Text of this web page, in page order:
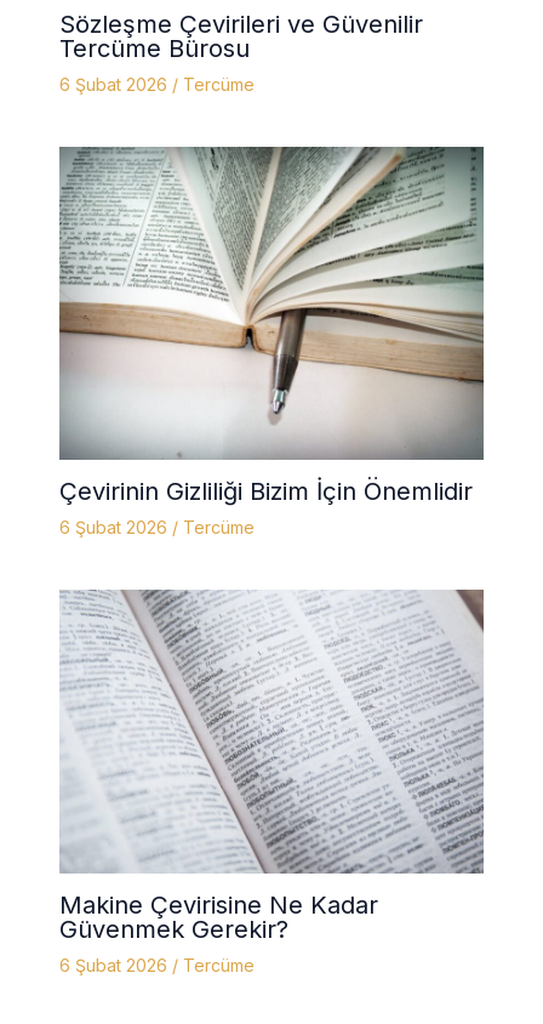
Sözleşme Çevirileri ve Güvenilir
Tercüme Bürosu
6 Şubat 2026 / Tercüme
Çevirinin Gizliliği Bizim İçin Önemlidir
6 Şubat 2026 / Tercüme
Makine Çevirisine Ne Kadar
Güvenmek Gerekir?
6 Şubat 2026 / Tercüme